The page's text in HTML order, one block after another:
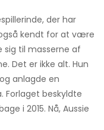
der har
kendt for at være
til masserne af
Det er ikke alt. Hun
anlagde en
Forlaget beskyldte
i 2015. Nå, Aussie